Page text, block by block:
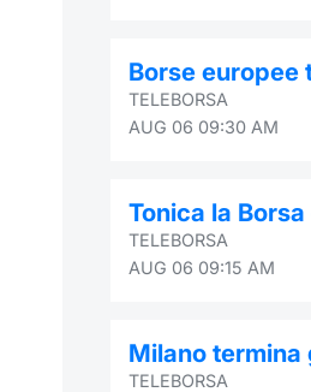
Borse europee
TELEBORSA
AUG 06 09:30 AM
Tonica la
TELEBORSA
AUG 06 09:15 AM
Milano termina
TELEBORSA